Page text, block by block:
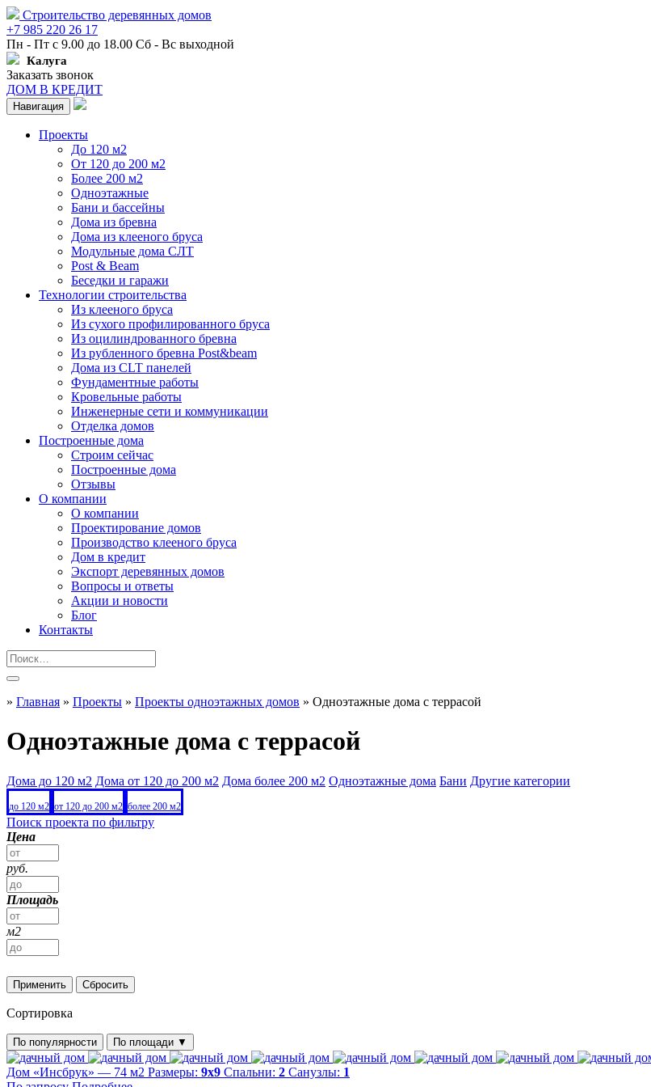
Строительство деревянных домов
+7 985 220 26 17
Пн - Пт с 9.00 до 18.00 Сб - Вс выходной
Калуга
Заказать звонок
ДОМ В КРЕДИТ
Навигация
Проекты
До 120 м2
От 120 до 200 м2
Более 200 м2
Одноэтажные
Бани и бассейны
Дома из бревна
Дома из клееного бруса
Модульные дома СЛТ
Post & Beam
Беседки и гаражи
Технологии строительства
Из клееного бруса
Из сухого профилированного бруса
Из оцилиндрованного бревна
Из рубленного бревна Post&beam
Дома из CLT панелей
Фундаментные работы
Кровельные работы
Инженерные сети и коммуникации
Отделка домов
Построенные дома
Строим сейчас
Построенные дома
Отзывы
О компании
О компании
Проектирование домов
Производство клееного бруса
Дом в кредит
Экспорт деревянных домов
Вопросы и ответы
Акции и новости
Блог
Контакты
» Главная » Проекты » Проекты одноэтажных домов » Одноэтажные дома с террасой
Одноэтажные дома с террасой
Дома до 120 м2 Дома от 120 до 200 м2 Дома более 200 м2 Одноэтажные дома Бани Другие категории
до 120 м2 от 120 до 200 м2 более 200 м2
Поиск проекта по фильтру
Цена
руб.
Площадь
м2
Применить Сбросить
Сортировка
По популярности По площади ▼
Дом «Инсбрук» — 74 м2 Размеры: 9х9 Спальни: 2 Санузлы: 1